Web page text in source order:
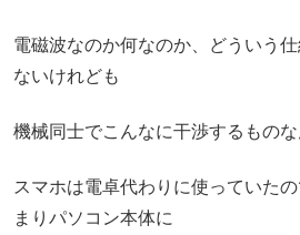
電磁波なのか何なのか、どういう
ないけれども
機械同士でこんなに干渉するものな
スマホは電卓代わりに使っていた
まりパソコン本体に